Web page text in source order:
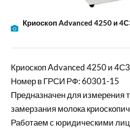
Криоскоп Advanced 4250 и
Криоскоп Advanced 4250 и
Номер в ГРСИ РФ: 60301-15
Предназначен для измерения
замерзания молока
Работаем с юридическими